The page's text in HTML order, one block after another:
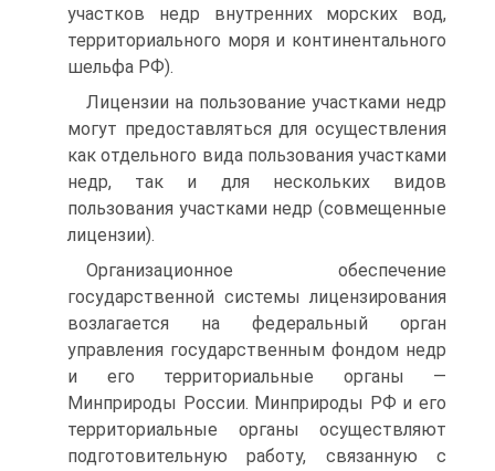
участков недр внутренних морских вод,
территориального моря и континентального
шельфа РФ).
Лицензии на пользование участками недр
могут предоставляться для осуществления
как отдельного вида пользования участками
недр, так и для нескольких видов
пользования участками недр (совмещенные
лицензии).
Организационное обеспечение
государственной системы лицензирования
возлагается на федеральный орган
управления государственным фондом недр
и его территориальные органы —
Минприроды России. Минприроды РФ и его
территориальные органы осуществляют
подготовительную работу, связанную с